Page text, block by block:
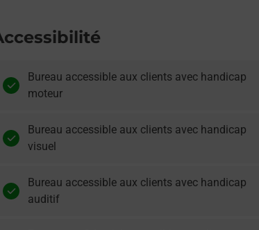
Bureau accessible aux clients avec handicap
moteur
Bureau accessible aux clients avec handicap
visuel
Bureau accessible aux clients avec handicap
auditif